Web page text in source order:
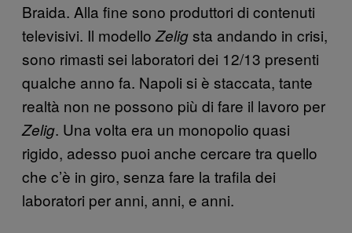
Braida. Alla fine sono produttori di contenuti
televisivi. Il modello Zeligsta andando in crisi,
sono rimasti sei laboratori dei 12/13 presenti
qualche anno fa. Napoli si è staccata, tante
realtà non ne possono più di fare il lavoro per
Zelig. Una volta era un monopolio quasi
rigido, adesso puoi anche cercare tra quello
che c’è in giro, senza fare la trafila dei
laboratori per anni, anni, e anni.